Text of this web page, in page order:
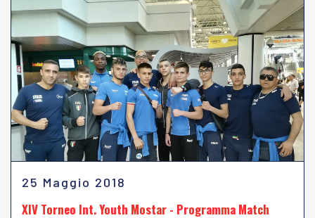
25 Maggio 2018
XIV Torneo Int. Youth Mostar - Programma Match